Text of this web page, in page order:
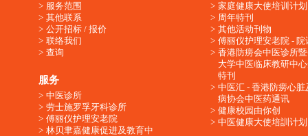
服务范围
其他联系
公开招标 / 报价
联络我们
查询
服务
中医诊所
劳士施罗孚牙科诊所
傅丽仪护理安老院
林贝聿嘉健康促进及教育中
家庭健康大使培训计划
周年特刊
其他活动刊物
傅丽仪护理安老院 - 院
香港防痨会中医诊所
大学中医临床教研中
特刊
中医汇 - 香港防痨心脏
病协会中医药通讯
健康校园由你创
中医健康大使培訓计划